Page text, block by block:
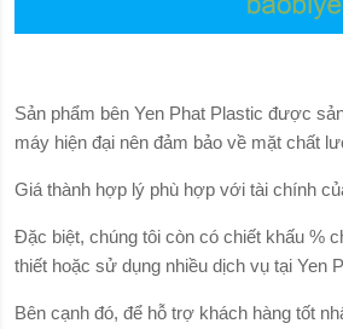
Sản phẩm bên Yen Phat Plastic được
máy hiện đại nên đảm bảo về mặt chất
Giá thành hợp lý phù hợp với tài chính
Đặc biệt, chúng tôi còn có chiết khấu %
thiết hoặc sử dụng nhiều dịch vụ tại Yen
Bên cạnh đó, để hỗ trợ khách hàng tốt